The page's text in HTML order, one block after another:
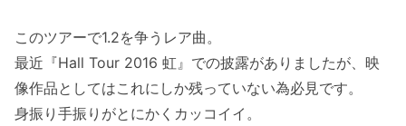
このツアーで1.2を争うレア曲。
最近『Hall Tour 2016 虹』での披露がありましたが、映
像作品としてはこれにしか残っていない為必見です。
身振り手振りがとにかくカッコイイ。